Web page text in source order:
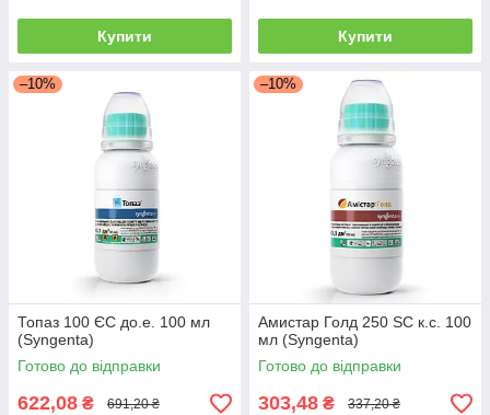
Купити Купити
–10%
Топаз 100 ЄС до.е. 100 мл
(Syngenta)
Готово до відправки
622,08 ₴ 691,20 ₴
–10%
Амистар Голд 250 SC к.с. 100
мл (Syngenta)
Готово до відправки
303,48 ₴ 337,20 ₴